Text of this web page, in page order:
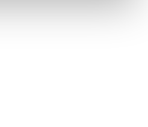
sunulması
ve sizlere yönelik
detaylı bilgi için Ayarlar
ve sitemizde ilgili